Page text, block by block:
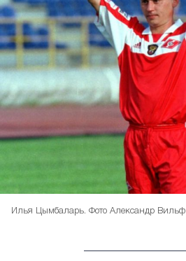
Илья Цымбаларь. Фото Александр Вильф